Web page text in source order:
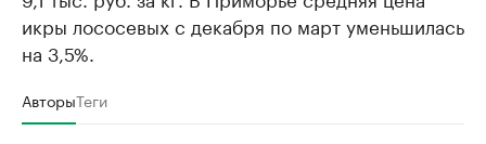
икры лососевых с декабря по март уменьшилась
на 3,5%.
АвторыТеги